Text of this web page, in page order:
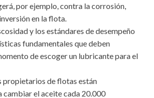
por ejemplo, contra la corrosión,
en la flota.
y los estándares de desempeño
fundamentales que deben
de escoger un lubricante para el
propietarios de flotas están
cambiar el aceite cada 20.000